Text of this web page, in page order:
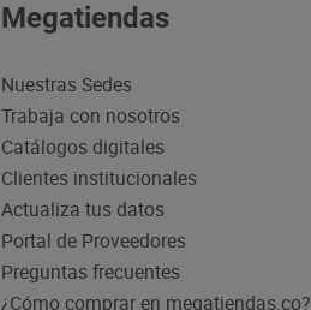
Megatiendas
Nuestras Sedes
Trabaja con nosotros
Catálogos digitales
Clientes institucionales
Actualiza tus datos
Portal de Proveedores
Preguntas frecuentes
¿Cómo comprar en megatiendas.co?